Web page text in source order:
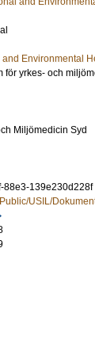
Environmental
för yrkes- och
Miljömedicin Syd
88e3-
USIL/